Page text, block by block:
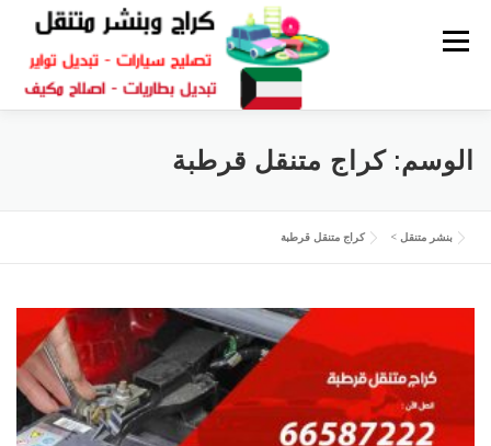
القائمة
بنشر الكويت كراج متنقلالوسم:كراج متنقل قرطبة
بنشر متنقل > كراج متنقل قرطبة